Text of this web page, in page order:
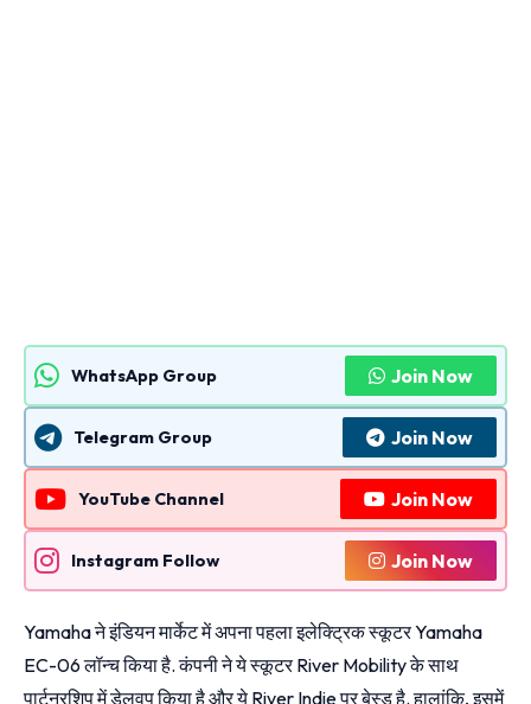
WhatsApp Group Join Now
Telegram Group Join Now
YouTube Channel Join Now
Instagram Follow Join Now
Yamaha ने इंडियन मार्केट में अपना पहला इलेक्ट्रिक स्कूटर Yamaha
EC-06 लॉन्च किया है. कंपनी ने ये स्कूटर River Mobility के साथ
पार्टनरशिप में डेलवप किया है और ये River Indie पर बेस्ड है. हालांकि, इसमें